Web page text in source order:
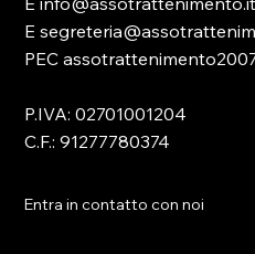
E
PEC
P.IVA: 02701001204
C.F.: 91277780374
Entra in contatto con noi